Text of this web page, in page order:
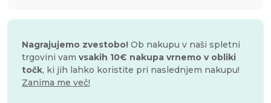
Nagrajujemo zvestobo! Ob nakupu v naši spletni
trgovini vam vsakih 10€ nakupa vrnemo v obliki
točk, ki jih lahko koristite pri naslednjem nakupu!
Zanima me več!